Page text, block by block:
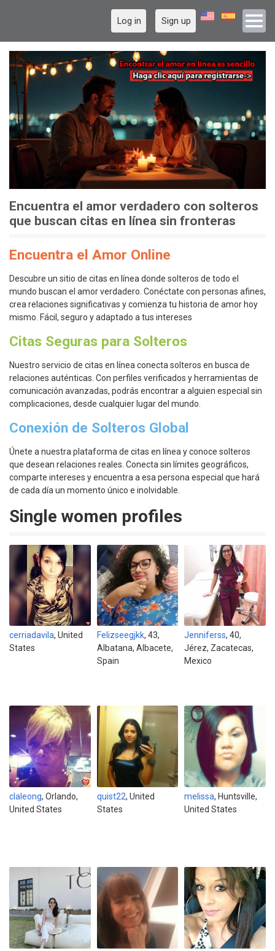
Log in Sign up
Encuentra el amor verdadero con solteros
que buscan citas en línea sin fronteras
Encuentra el Amor Online
Descubre un sitio de citas en línea donde solteros de todo el
mundo buscan el amor verdadero. Conéctate con personas afines,
crea relaciones significativas y comienza tu historia de amor hoy
mismo. Fácil, seguro y adaptado a tus intereses
Citas Seguras para Solteros
Nuestro servicio de citas en línea conecta solteros en busca de
relaciones auténticas. Con perfiles verificados y herramientas de
comunicación avanzadas, podrás encontrar a alguien especial sin
complicaciones, desde cualquier lugar del mundo.
Conexión de Solteros Global
Únete a nuestra plataforma de citas en línea y conoce solteros
que desean relaciones reales. Conecta sin límites geográficos,
comparte intereses y encuentra a esa persona especial que hará
de cada día un momento único e inolvidable.
Single women profiles
cerriadavila, United
States
Felizseegjkk, 43,
Albatana, Albacete,
Spain
Jenniferss, 40,
Jérez, Zacatecas,
Mexico
claleong, Orlando,
United States
quist22, United
States
melissa, Huntsville,
United States